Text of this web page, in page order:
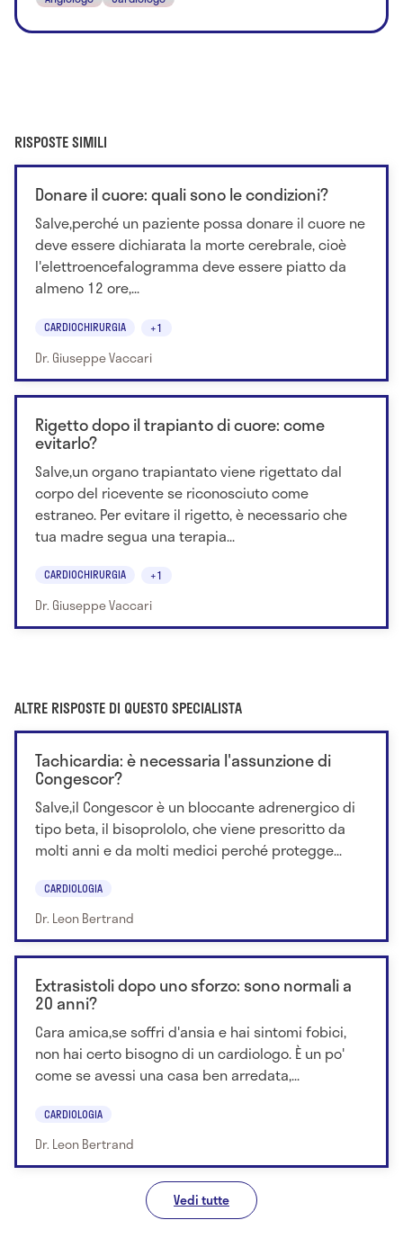
RISPOSTE SIMILI
Donare il cuore: quali sono le condizioni?
Salve,perché un paziente possa donare il cuore ne
deve essere dichiarata la morte cerebrale, cioè
l'elettroencefalogramma deve essere piatto da
almeno 12 ore,...
CARDIOCHIRURGIA +1
Dr. Giuseppe Vaccari
Rigetto dopo il trapianto di cuore: come
evitarlo?
Salve,un organo trapiantato viene rigettato dal
corpo del ricevente se riconosciuto come
estraneo. Per evitare il rigetto, è necessario che
tua madre segua una terapia...
CARDIOCHIRURGIA +1
Dr. Giuseppe Vaccari
ALTRE RISPOSTE DI QUESTO SPECIALISTA
Tachicardia: è necessaria l'assunzione di
Congescor?
Salve,il Congescor è un bloccante adrenergico di
tipo beta, il bisoprololo, che viene prescritto da
molti anni e da molti medici perché protegge...
CARDIOLOGIA
Dr. Leon Bertrand
Extrasistoli dopo uno sforzo: sono normali a
20 anni?
Cara amica,se soffri d'ansia e hai sintomi fobici,
non hai certo bisogno di un cardiologo. È un po'
come se avessi una casa ben arredata,...
CARDIOLOGIA
Dr. Leon Bertrand
Vedi tutte